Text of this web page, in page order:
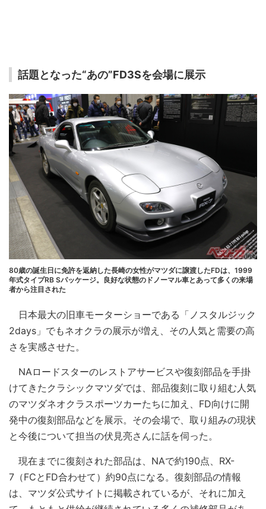
話題となった“あの”FD3Sを会場に展示
80歳の誕生日に免許を返納した長崎の女性がマツダに譲渡したFDは、1999
年式タイプRB Sパッケージ。良好な状態のドノーマル車とあって多くの来場
者から注目された
日本最大の旧車モーターショーである「ノスタルジック
2days」でもネオクラの展示が増え、その人気と需要の高
さを実感させた。
NAロードスターのレストアサービスや復刻部品を手掛
けてきたクラシックマツダでは、部品復刻に取り組む人気
のマツダネオクラスポーツカーたちに加え、FD向けに開
発中の復刻部品などを展示。その会場で、取り組みの現状
と今後について担当の伏見亮さんに話を伺った。
現在までに復刻された部品は、NAで約190点、RX-
7（FCとFD合わせて）約90点になる。復刻部品の情報
は、マツダ公式サイトに掲載されているが、それに加え